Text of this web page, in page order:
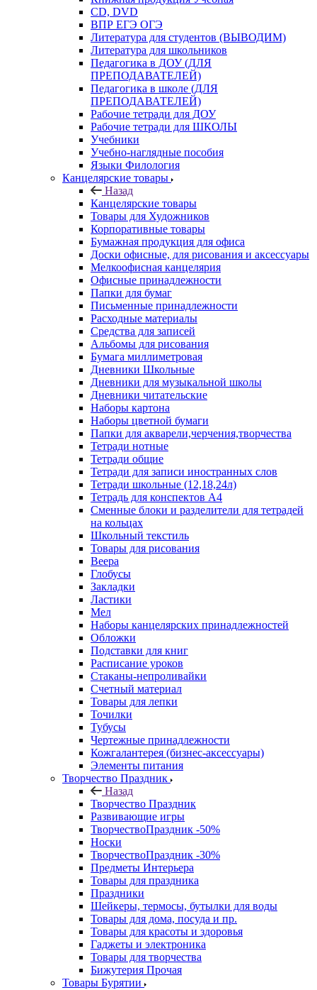
CD, DVD
ВПР ЕГЭ ОГЭ
Литература для студентов (ВЫВОДИМ)
Литература для школьников
Педагогика в ДОУ (ДЛЯ
ПРЕПОДАВАТЕЛЕЙ)
Педагогика в школе (ДЛЯ
ПРЕПОДАВАТЕЛЕЙ)
Рабочие тетради для ДОУ
Рабочие тетради для ШКОЛЫ
Учебники
Учебно-наглядные пособия
Языки Филология
Канцелярские товары
Назад
Канцелярские товары
Товары для Художников
Корпоративные товары
Бумажная продукция для офиса
Доски офисные, для рисования и аксессуары
Мелкоофисная канцелярия
Офисные принадлежности
Папки для бумаг
Письменные принадлежности
Расходные материалы
Средства для записей
Альбомы для рисования
Бумага миллиметровая
Дневники Школьные
Дневники для музыкальной школы
Дневники читательские
Наборы картона
Наборы цветной бумаги
Папки для акварели,черчения,творчества
Тетради нотные
Тетради общие
Тетради для записи иностранных слов
Тетради школьные (12,18,24л)
Тетрадь для конспектов А4
Сменные блоки и разделители для тетрадей
на кольцах
Школьный текстиль
Товары для рисования
Веера
Глобусы
Закладки
Ластики
Мел
Наборы канцелярских принадлежностей
Обложки
Подставки для книг
Расписание уроков
Стаканы-непроливайки
Счетный материал
Товары для лепки
Точилки
Тубусы
Чертежные принадлежности
Кожгалантерея (бизнес-аксессуары)
Элементы питания
Творчество Праздник
Назад
Творчество Праздник
Развивающие игры
ТворчествоПраздник -50%
Носки
ТворчествоПраздник -30%
Предметы Интерьера
Товары для праздника
Праздники
Шейкеры, термосы, бутылки для воды
Товары для дома, посуда и пр.
Товары для красоты и здоровья
Гаджеты и электроника
Товары для творчества
Бижутерия Прочая
Товары Бурятии